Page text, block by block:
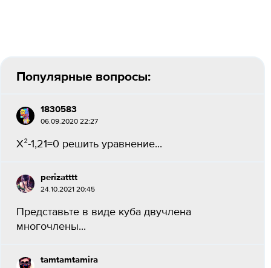
Популярные вопросы:
1830583
06.09.2020 22:27
X²-1,21=0 решить уравнение...
perizatttt
24.10.2021 20:45
Представьте в виде куба двучлена
многочлены...
tamtamtamira